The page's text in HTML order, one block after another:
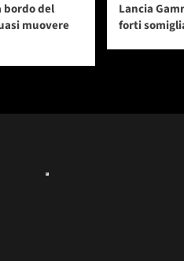
bordo del
muovere
Lancia
forti